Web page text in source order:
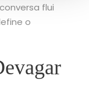
flui
o